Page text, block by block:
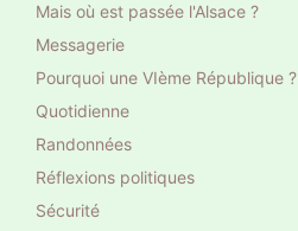
Mais où est passée l'Alsace ?
Messagerie
Pourquoi une VIème République ?
Quotidienne
Randonnées
Réflexions politiques
Sécurité